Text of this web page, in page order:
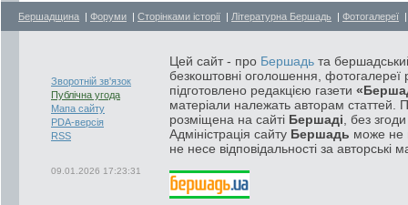
Бершадщина | Форуми | Сторінками історії | Літературна Бершадь | Фотогалереї
Зворотній зв'язок
Публічна угода
Мапа сайту
PDA-версія
RSS
09.01.2026 17:23:31
Цей сайт - про Бершадь та
безкоштовні оголошення, фотогалереї
підготовлено редакцією газети
матеріали належать авторам статтей.
розміщена на сайті Бершаді , без
Адміністрація сайту Бершадь може не
не несе відповідальності за авторські